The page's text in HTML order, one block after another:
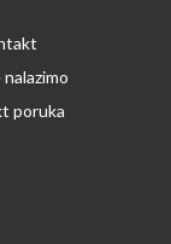
poruka